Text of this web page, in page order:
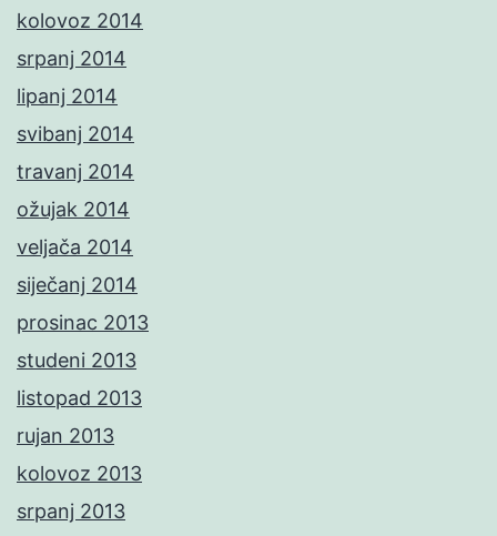
kolovoz 2014
srpanj 2014
lipanj 2014
svibanj 2014
travanj 2014
ožujak 2014
veljača 2014
siječanj 2014
prosinac 2013
studeni 2013
listopad 2013
rujan 2013
kolovoz 2013
srpanj 2013